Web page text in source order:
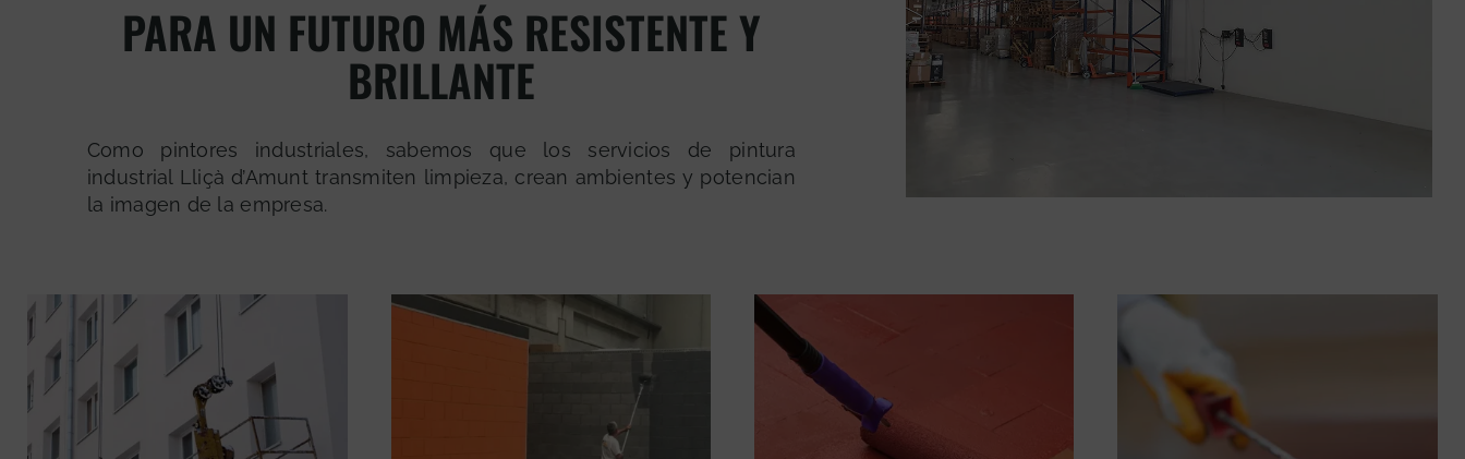
PARA UN FUTURO MÁS RESISTENTE Y
BRILLANTE
Como pintores industriales, sabemos que los servicios de pintura
industrial Lliçà d’Amunt transmiten limpieza, crean ambientes y potencian
la imagen de la empresa.